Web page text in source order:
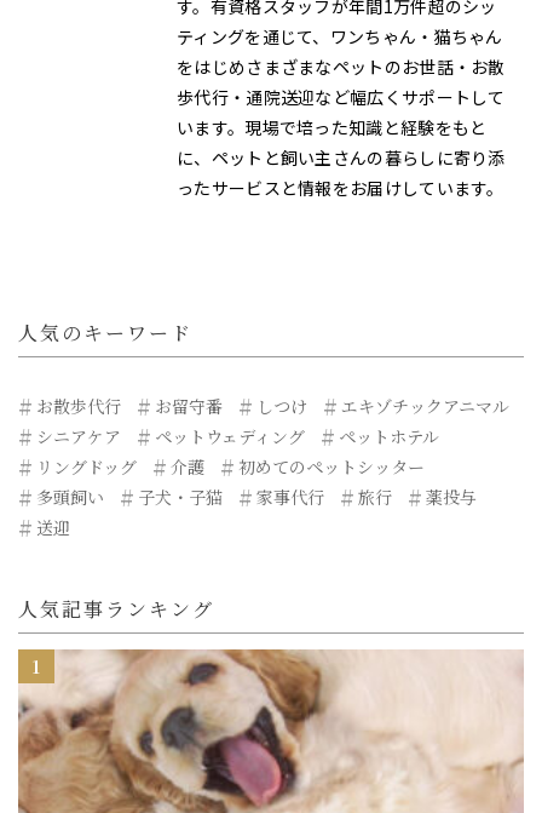
す。有資格スタッフが年間1万件超のシッ
ティングを通じて、ワンちゃん・猫ちゃん
をはじめさまざまなペットのお世話・お散
歩代行・通院送迎など幅広くサポートして
います。現場で培った知識と経験をもと
に、ペットと飼い主さんの暮らしに寄り添
ったサービスと情報をお届けしています。
人気のキーワード
お散歩代行 お留守番 しつけ
エキゾチックアニマル
シニアケア
ペットウェディング
ペットホテル
リングドッグ
介護
初めてのペットシッター
多頭飼い
子犬・子猫 家事代行 旅行
薬投与
送迎
人気記事ランキング